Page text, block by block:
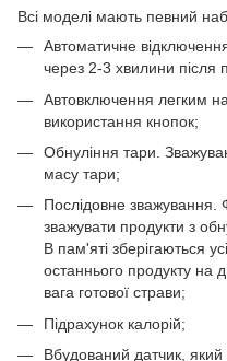
Всі моделі мають певний
Автоматичне
через 2-3 хвилини після
Автовключення легким
використання кнопок;
Обнуління тари.
масу тари;
Послідовне зважування.
зважувати продукти з
В пам'яті зберігаються
останнього продукту на
вага готової страви;
Підрахунок калорій;
Вбудований датчик,